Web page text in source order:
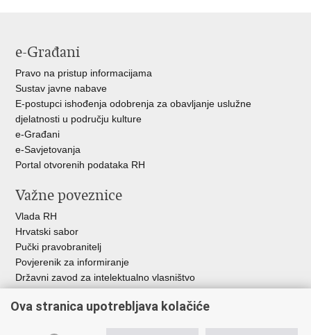
e-Građani
Pravo na pristup informacijama
Sustav javne nabave
E-postupci ishođenja odobrenja za obavljanje uslužne
djelatnosti u području kulture
e-Građani
e-Savjetovanja
Portal otvorenih podataka RH
Važne poveznice
Vlada RH
Hrvatski sabor
Pučki pravobranitelj
Povjerenik za informiranje
Državni zavod za intelektualno vlasništvo
HAKOM
Ova stranica upotrebljava kolačiće